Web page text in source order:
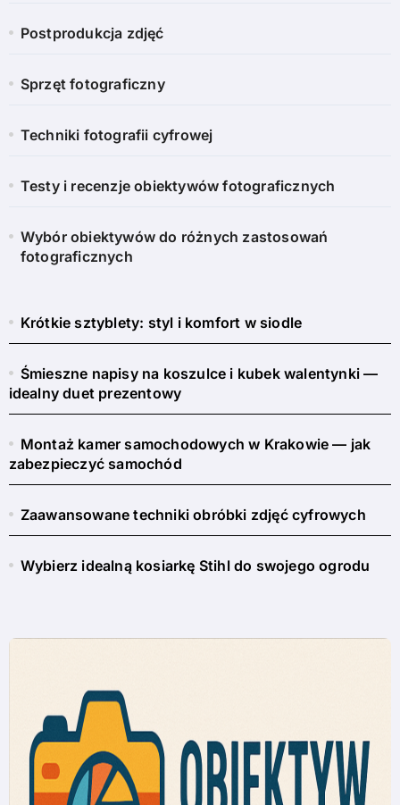
Postprodukcja zdjęć
Sprzęt fotograficzny
Techniki fotografii cyfrowej
Testy i recenzje obiektywów fotograficznych
Wybór obiektywów do różnych zastosowań
fotograficznych
Krótkie sztyblety: styl i komfort w siodle
Śmieszne napisy na koszulce i kubek walentynki —
idealny duet prezentowy
Montaż kamer samochodowych w Krakowie — jak
zabezpieczyć samochód
Zaawansowane techniki obróbki zdjęć cyfrowych
Wybierz idealną kosiarkę Stihl do swojego ogrodu